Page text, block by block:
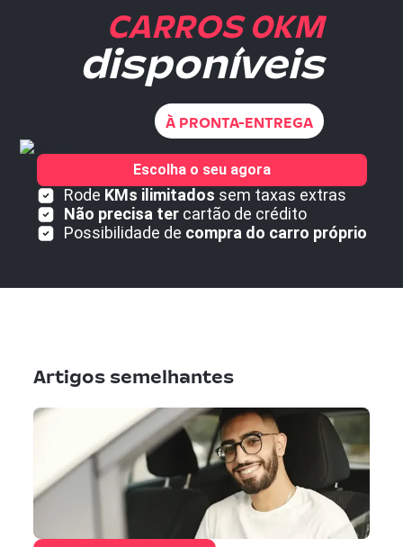
CARROS 0KM
disponíveis
À PRONTA-ENTREGA
Rode KMs ilimitados sem taxas extras
Não precisa tercartão de crédito
Possibilidade de compra do carro próprio
Escolha o seu agora
Artigos semelhantes